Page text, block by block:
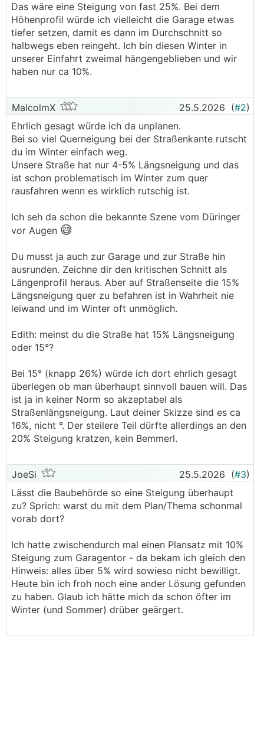
Das wäre eine Steigung von fast 25%. Bei dem
Höhenprofil würde ich vielleicht die Garage etwas
tiefer setzen, damit es dann im Durchschnitt so
halbwegs eben reingeht. Ich bin diesen Winter in
unserer Einfahrt zweimal hängengeblieben und wir
haben nur ca 10%.
MalcolmX 25.5.2026 (#2)
Ehrlich gesagt würde ich da unplanen.
Bei so viel Querneigung bei der Straßenkante rutscht
du im Winter einfach weg.
Unsere Straße hat nur 4-5% Längsneigung und das
ist schon problematisch im Winter zum quer
rausfahren wenn es wirklich rutschig ist.
Ich seh da schon die bekannte Szene vom Düringer
vor Augen 😅
Du musst ja auch zur Garage und zur Straße hin
ausrunden. Zeichne dir den kritischen Schnitt als
Längenprofil heraus. Aber auf Straßenseite die 15%
Längsneigung quer zu befahren ist in Wahrheit nie
leiwand und im Winter oft unmöglich.
Edith: meinst du die Straße hat 15% Längsneigung
oder 15°?
Bei 15° (knapp 26%) würde ich dort ehrlich gesagt
überlegen ob man überhaupt sinnvoll bauen will. Das
ist ja in keiner Norm so akzeptabel als
Straßenlängsneigung. Laut deiner Skizze sind es ca
16%, nicht °. Der steilere Teil dürfte allerdings an den
20% Steigung kratzen, kein Bemmerl.
JoeSi 25.5.2026 (#3)
Lässt die Baubehörde so eine Steigung überhaupt
zu? Sprich: warst du mit dem Plan/Thema schonmal
vorab dort?
Ich hatte zwischendurch mal einen Plansatz mit 10%
Steigung zum Garagentor - da bekam ich gleich den
Hinweis: alles über 5% wird sowieso nicht bewilligt.
Heute bin ich froh noch eine ander Lösung gefunden
zu haben. Glaub ich hätte mich da schon öfter im
Winter (und Sommer) drüber geärgert.